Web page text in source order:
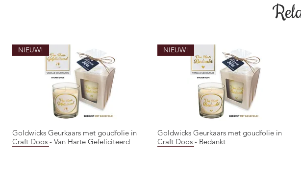
Quick View
NIEUW!
Goldwicks Geurkaars met goudfolie in
Craft Doos - Van Harte Gefeliciteerd
Quick View
NIEUW!
Goldwicks Geurkaars met goudfolie in
Craft Doos - Bedankt